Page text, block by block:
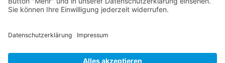
Tel.:+49 8031 282 09 50
Web:www.walbee.de